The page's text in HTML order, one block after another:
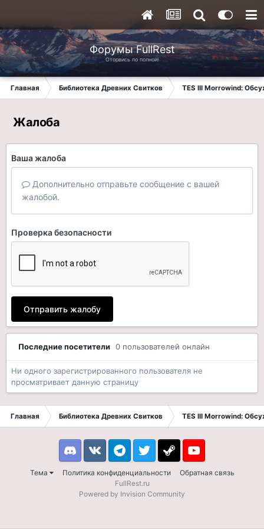
Форумы FullRest
Оторвись по полной!
Главная Библиотека Древних Свитков TES III Morrowind:
Жалоба
Ваша жалоба
Дополнительно отправьте сообщение с вашей
жалобой.
Проверка безопасности
Отправить жалобу
Последние посетители 0 пользователей онлайн
Ни одного зарегистрированного пользователя не
просматривает данную страницу
Главная Библиотека Древних Свитков TES III Morrowind:
Тема Политика конфиденциальности Обратная связь
DiscordVK TelegramTwitter Steam Youtube
FullRest.ru
Powered by Invision Community